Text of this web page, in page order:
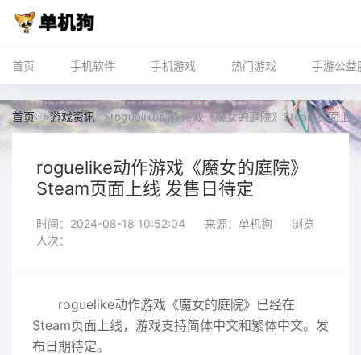
首页 手机软件 手机游戏 热门游戏 手游公益
首页 >游戏资讯 >roguelike动作游戏《魔女的庭院》Steam页面上
roguelike动作游戏《魔女的庭院》
Steam页面上线 发售日待定
时间：2024-08-18 10:52:04 来源：单机狗
浏览
人次：
roguelike动作游戏《魔女的庭院》已经在
Steam页面上线，游戏支持简体中文和繁体中文。发
布日期待定。